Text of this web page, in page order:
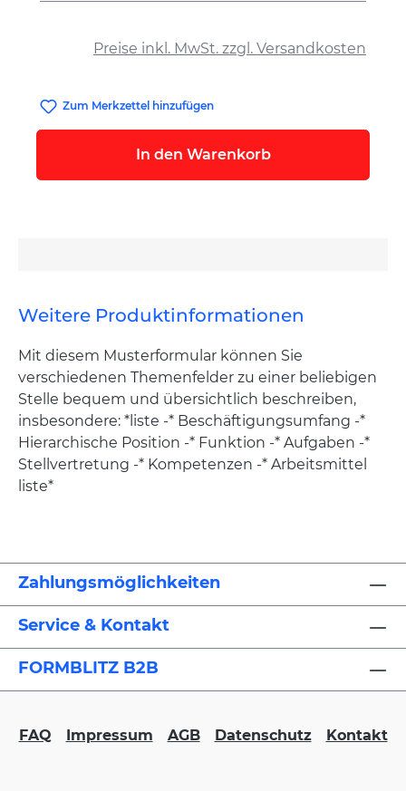
Preise inkl. MwSt. zzgl. Versandkosten
Zum Merkzettel hinzufügen
In den Warenkorb
Weitere Produktinformationen
Mit diesem Musterformular können Sie
verschiedenen Themenfelder zu einer beliebigen
Stelle bequem und übersichtlich beschreiben,
insbesondere: *liste -* Beschäftigungsumfang -*
Hierarchische Position -* Funktion -* Aufgaben -*
Stellvertretung -* Kompetenzen -* Arbeitsmittel
liste*
Zahlungsmöglichkeiten
Service & Kontakt
FORMBLITZ B2B
FAQ Impressum AGB Datenschutz Kontakt